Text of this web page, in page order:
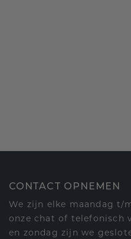
CONTACT OPNEMEN
We zijn elke maandag t/
onze chat of telefonisch
en zondag zijn we